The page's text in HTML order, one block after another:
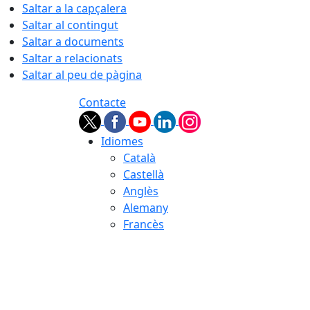
Saltar a la capçalera
Saltar al contingut
Saltar a documents
Saltar a relacionats
Saltar al peu de pàgina
Contacte
Idiomes
Català
Castellà
Anglès
Alemany
Francès